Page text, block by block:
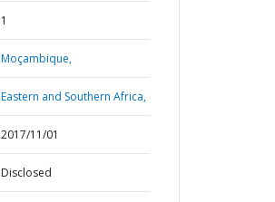
1
Moçambique,
Eastern and Southern Africa,
2017/11/01
Disclosed